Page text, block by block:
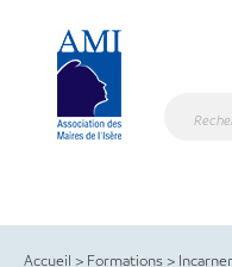
content
article,
Accueil > Formations >